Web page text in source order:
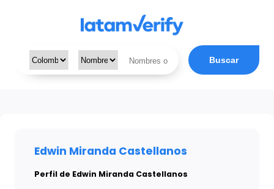
Buscar
Edwin Miranda Castellanos
Perfil de Edwin Miranda Castellanos